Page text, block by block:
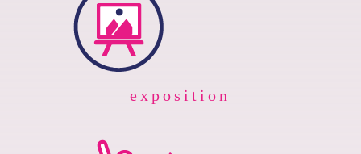
exposition